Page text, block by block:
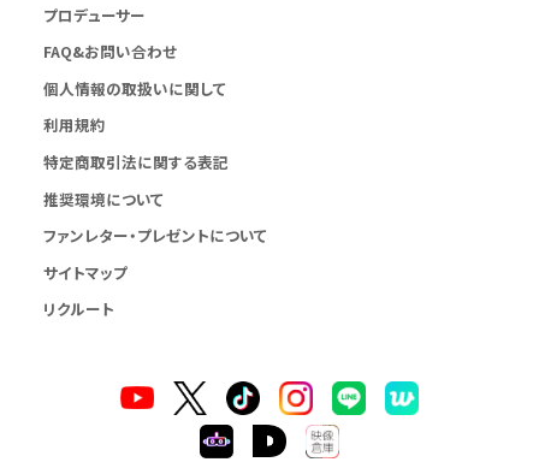
プロデューサー
FAQ&お問い合わせ
個人情報の取扱いに関して
利用規約
特定商取引法に関する表記
推奨環境について
ファンレター・プレゼントについて
サイトマップ
リクルート